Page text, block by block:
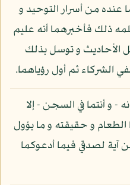
عنده من أسرار التوحيد و
ذلك فأخبرهما أنه عليم
الأحاديث و توسل بذلك
الشركاء ثم أول رؤياهما.
- و أنتما في السجن - إلا
الطعام و حقيقته و ما يؤول
آية لصدقي فيما أدعوكما